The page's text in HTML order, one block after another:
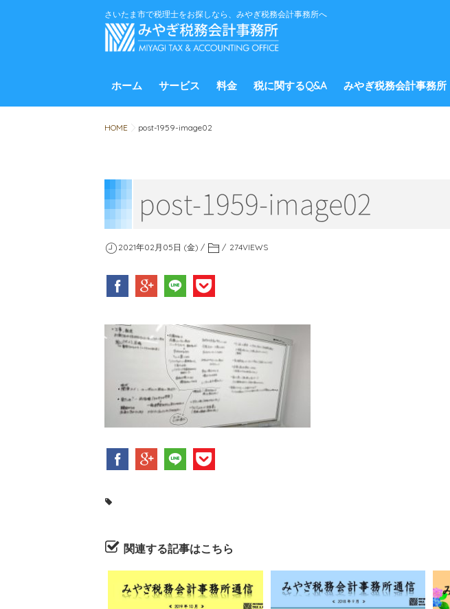
さいたま市で税理士をお探しなら、みやぎ税務会計事務所へ
ホーム サービス 料金 税に関するQ&A みやぎ税務会計事務所
HOME post-1959-image02
post-1959-image02
2021年02月05日 (金) 274VIEWS
関連する記事はこちら